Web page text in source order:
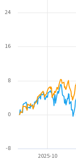
2025-10
-8
0
8
16
24